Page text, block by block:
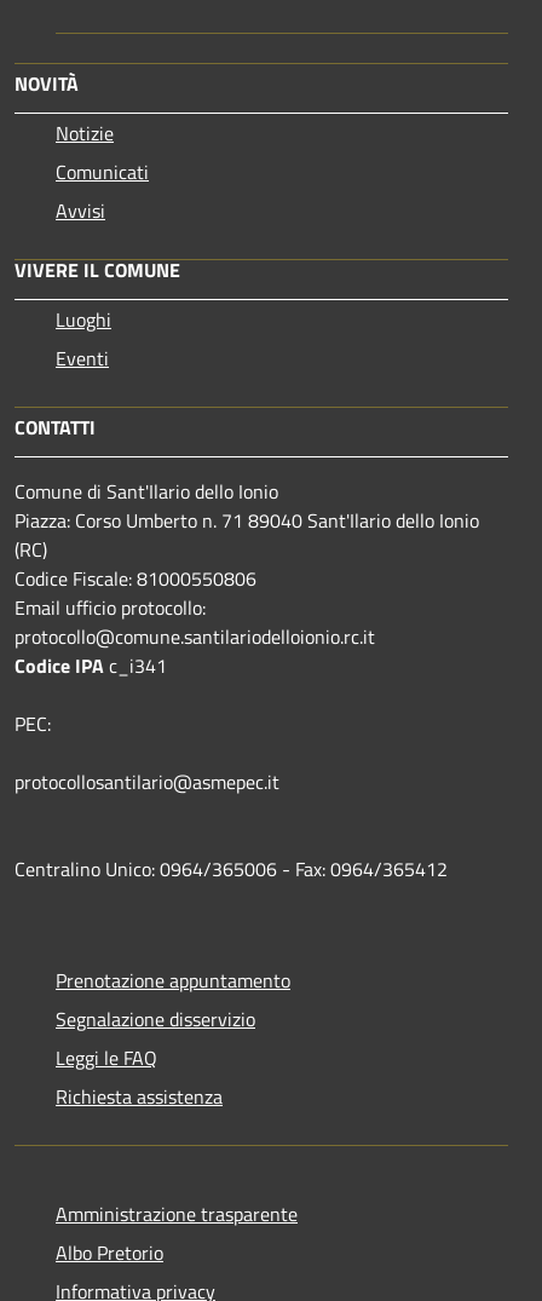
NOVITÀ
Notizie
Comunicati
Avvisi
VIVERE IL COMUNE
Luoghi
Eventi
CONTATTI
Comune di Sant'Ilario dello Ionio
Piazza: Corso Umberto n. 71 89040 Sant'Ilario dello Ionio
(RC)
Codice Fiscale: 81000550806
Email ufficio protocollo:
protocollo@comune.santilariodelloionio.rc.it
Codice IPAc_i341
PEC:
protocollosantilario@asmepec.it
Centralino Unico: 0964/365006 - Fax: 0964/365412
Prenotazione appuntamento
Segnalazione disservizio
Leggi le FAQ
Richiesta assistenza
Amministrazione trasparente
Albo Pretorio
Informativa privacy